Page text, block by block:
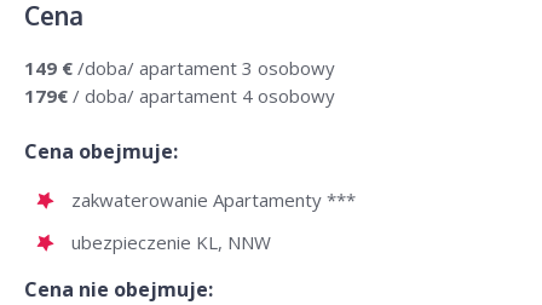
Cena
149 € /doba/ apartament 3 osobowy
179€ / doba/ apartament 4 osobowy
Cena obejmuje:
zakwaterowanie Apartamenty ***
ubezpieczenie KL, NNW
Cena nie obejmuje: